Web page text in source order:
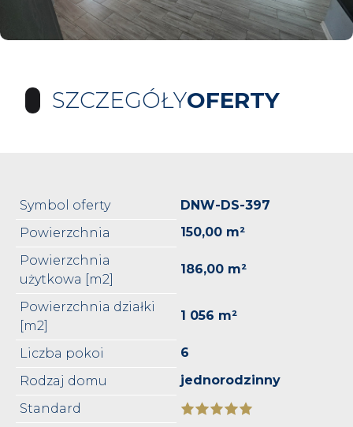
SZCZEGÓŁYOFERTY
Symbol oferty
DNW-DS-397
Powierzchnia
150,00 m²
Powierzchnia
użytkowa [m2]
186,00 m²
Powierzchnia działki
[m2]
1 056 m²
Liczba pokoi
6
Rodzaj domu
jednorodzinny
Standard